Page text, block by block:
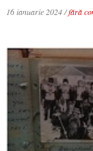
16 ianuarie 2024 /fără